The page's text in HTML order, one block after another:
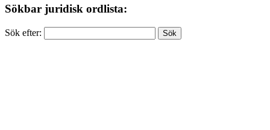
Sökbar juridisk ordlista:
Sök efter: